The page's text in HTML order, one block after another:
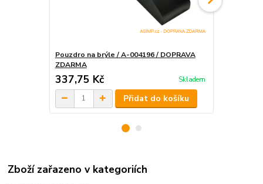
Pouzdro na brýle / A-004196 / DOPRAVA
ZDARMA
337,75 Kč Skladem
Přidat do košíku
Zboží zařazeno v kategoriích